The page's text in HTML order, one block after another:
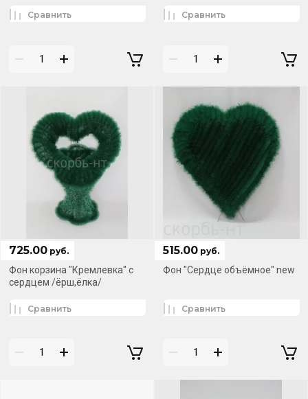
Сравнить Сравнить
725.00 руб.
Фон корзина "Кремлевка" с
сердцем /ёрш,ёлка/
Сравнить
515.00 руб.
Фон "Сердце объёмное" new
Сравнить